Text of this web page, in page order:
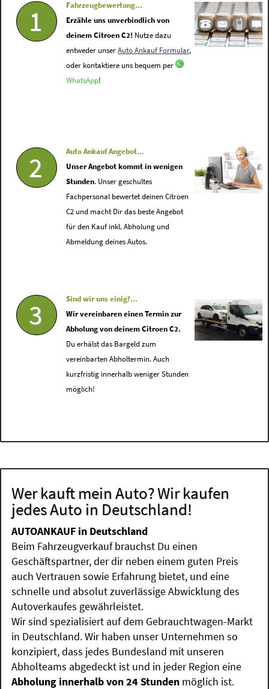
1
Fahrzeugbewertung...
Erzähle uns unverbindlich von
deinem Citroen C2! Nutze dazu
entweder unserAuto Ankauf Formular,
oder kontaktiere uns bequem per
WhatsApp!
2
Auto Ankauf Angebot...
Unser Angebot kommt in wenigen
Stunden. Unser geschultes
Fachpersonal bewertet deinen Citroen
C2 und macht Dir das beste Angebot
für den Kauf inkl. Abholung und
Abmeldung deines Autos.
3
Sind wir uns einig?...
Wir vereinbaren einen Termin zur
Abholung von deinem Citroen C2.
Du erhälst das Bargeld zum
vereinbarten Abholtermin. Auch
kurzfristig innerhalb weniger Stunden
möglich!
Wer kauft mein Auto? Wir kaufen
jedes Auto in Deutschland!
AUTOANKAUF in Deutschland
Beim Fahrzeugverkauf brauchst Du einen
Geschäftspartner, der dir neben einem guten Preis
auch Vertrauen sowie Erfahrung bietet, und eine
schnelle und absolut zuverlässige Abwicklung des
Autoverkaufes gewährleistet.
Wir sind spezialisiert auf dem Gebrauchtwagen-Markt
in Deutschland. Wir haben unser Unternehmen so
konzipiert, dass jedes Bundesland mit unseren
Abholteams abgedeckt ist und in jeder Region eine
Abholung innerhalb von 24 Stunden möglich ist.